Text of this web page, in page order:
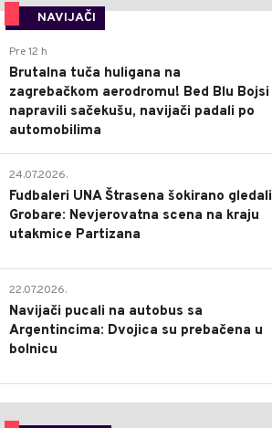
NAVIJAČI
Pre 12 h
Brutalna tuča huligana na
zagrebačkom aerodromu! Bed Blu Bojsi
napravili sačekušu, navijači padali po
automobilima
24.07.2026.
Fudbaleri UNA Štrasena šokirano gledali
Grobare: Nevjerovatna scena na kraju
utakmice Partizana
22.07.2026.
Navijači pucali na autobus sa
Argentincima: Dvojica su prebačena u
bolnicu